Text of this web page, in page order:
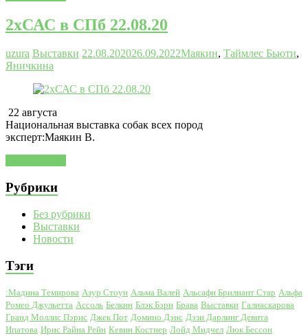
2хСАС в СПб 22.08.20
uzura Выставки 22.08.202026.09.2022Маякин, Таймлес Бьюти,
Яничкина
22 августа
Национальная выставка собак всех пород
эксперт:Маякин В.
Рубрики
Без рубрики
Выставки
Новости
Тэги
:Мадина Темирова Азур Стоун Альма Валей Альсафи Брилиант Стар Альфа
Ромео Джульетта Ассоль Белкин Блэк Бэри Брава Выставки Галиаскарова
Гранд Моллис Пэрис Джек Пот Домино Дэнс Дэзи Дарлинг Девита
Ипатова Ирис Райна Рейн Кевин Костнер Лойд Мидчел Люк Бессон